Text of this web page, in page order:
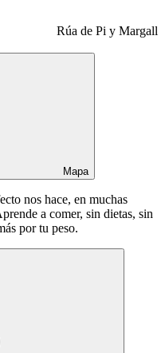
Rúa de Pi y Margall
Mapa
nos hace, en muchas
a comer, sin dietas, sin
por tu peso.